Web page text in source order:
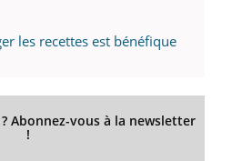
les recettes est bénéfique
Abonnez-vous à la newsletter
!